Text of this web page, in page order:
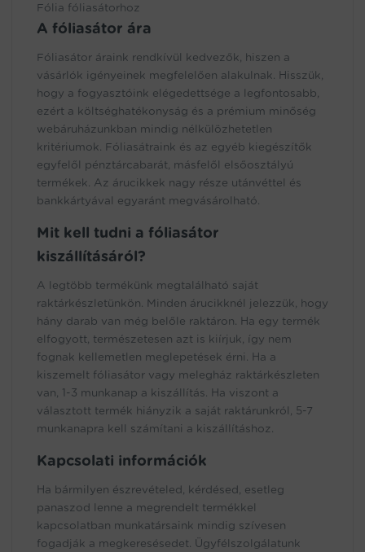
Fólia fóliasátorhoz
A fóliasátor ára
Fóliasátor áraink rendkívül kedvezők, hiszen a
vásárlók igényeinek megfelelően alakulnak. Hisszük,
hogy a fogyasztóink elégedettsége a legfontosabb,
ezért a költséghatékonyság és a prémium minőség
webáruházunkban mindig nélkülözhetetlen
kritériumok. Fóliasátraink és az egyéb kiegészítők
egyfelől pénztárcabarát, másfelől elsőosztályú
termékek. Az árucikkek nagy része utánvéttel és
bankkártyával egyaránt megvásárolható.
Mit kell tudni a fóliasátor
kiszállításáról?
A legtöbb termékünk megtalálható saját
raktárkészletünkön. Minden árucikknél jelezzük, hogy
hány darab van még belőle raktáron. Ha egy termék
elfogyott, természetesen azt is kiírjuk, így nem
fognak kellemetlen meglepetések érni. Ha a
kiszemelt fóliasátor vagy melegház raktárkészleten
van, 1-3 munkanap a kiszállítás. Ha viszont a
választott termék hiányzik a saját raktárunkról, 5-7
munkanapra kell számítani a kiszállításhoz.
Kapcsolati információk
Ha bármilyen észrevételed, kérdésed, esetleg
panaszod lenne a megrendelt termékkel
kapcsolatban munkatársaink mindig szívesen
fogadják a megkeresésedet. Ügyfélszolgálatunk